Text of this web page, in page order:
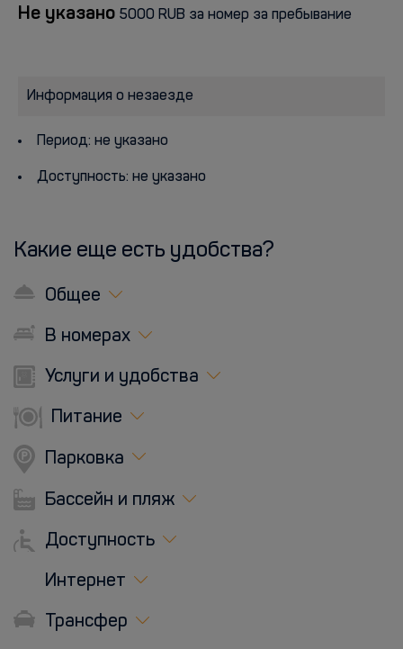
Не указано 5000 RUB за номер за пребывание
Информация о незаезде
Период: не указано
Доступность: не указано
Какие еще есть удобства?
Общее
В номерах
Услуги и удобства
Питание
Парковка
Бассейн и пляж
Доступность
Интернет
Трансфер